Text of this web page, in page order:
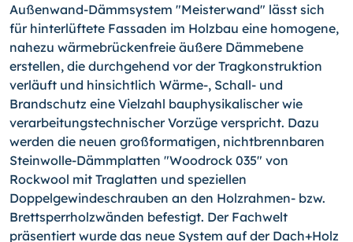
Außenwand-Dämmsystem "Meisterwand" lässt sich
für hinterlüftete Fassaden im Holzbau eine homogene,
nahezu wärmebrückenfreie äußere Dämmebene
erstellen, die durchgehend vor der Tragkonstruktion
verläuft und hinsichtlich Wärme-, Schall- und
Brandschutz eine Vielzahl bauphysikalischer wie
verarbeitungstechnischer Vorzüge verspricht. Dazu
werden die neuen großformatigen, nichtbrennbaren
Steinwolle-Dämmplatten "Woodrock 035" von
Rockwool mit Traglatten und speziellen
Doppelgewindeschrauben an den Holzrahmen- bzw.
Brettsperrholzwänden befestigt. Der Fachwelt
präsentiert wurde das neue System auf der Dach+Holz